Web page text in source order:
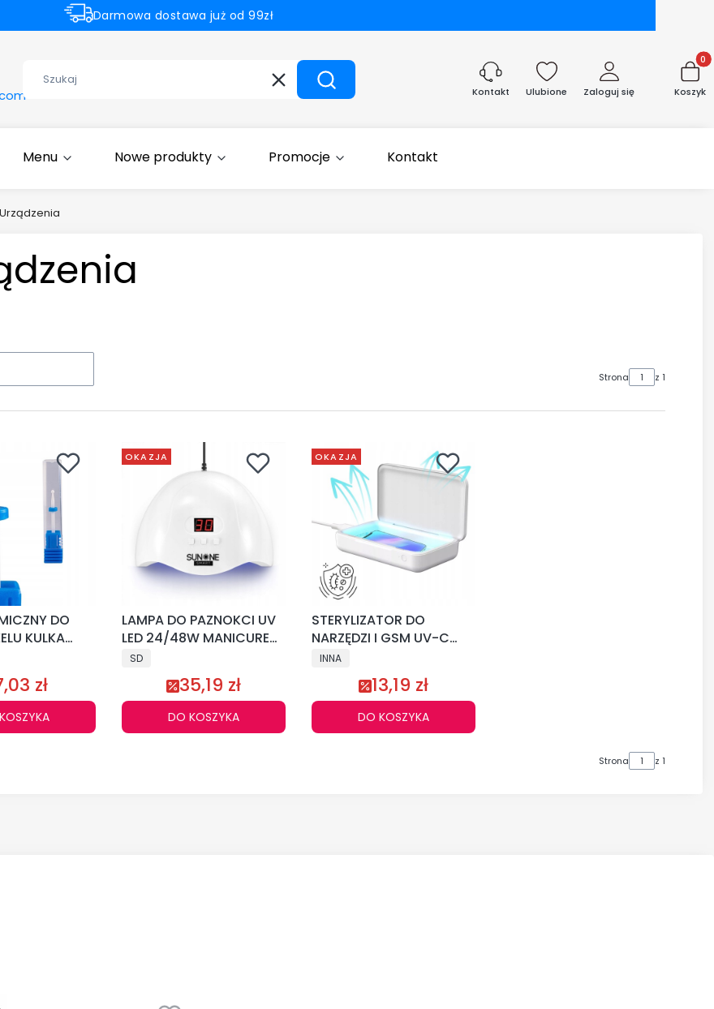
Darmowa dostawa już od 99zł
WyczyśćSzukaj Kontakt Ulubione Zaloguj się Koszyk
Menu Nowe produkty Promocje Kontakt
Urządzenia
Strona z 1
DO
KULKA
zł
OKAZJA
LAMPA DO PAZNOKCI UV
LED 24/48W MANICURE
PEDICURE
SD
35,19 zł
DO KOSZYKA
OKAZJA
STERYLIZATOR DO
NARZĘDZI I GSM UV-C
ŁADOWARKA WIFI
INNA
13,19 zł
DO KOSZYKA
Strona z 1